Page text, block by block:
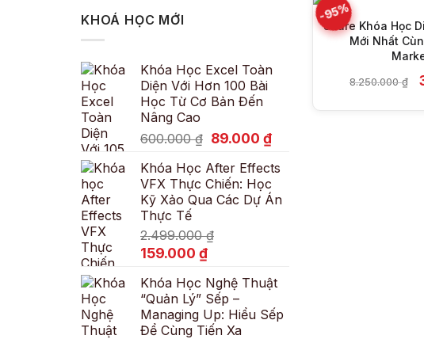
KHOÁ HỌC MỚI
Khóa Học Excel Toàn
Diện Với Hơn 100 Bài
Học Từ Cơ Bản Đến
Nâng Cao
600.000₫ Giá
là:
600.000 ₫.
89.000 ₫Giá
tại
là:
89.000 ₫.
Khóa Học After Effects
VFX Thực Chiến: Học
Kỹ Xảo Qua Các Dự Án
Thực Tế
2.499.000₫
Giá
là:
2.499.000 ₫.
159.000 ₫Giá
tại
là:
159.000 ₫.
Khóa Học Nghệ Thuật
“Quản Lý” Sếp –
Managing Up: Hiểu Sếp
Để Cùng Tiến Xa
-95%
Share Khóa Học
Mới Nhất
8.250.000₫